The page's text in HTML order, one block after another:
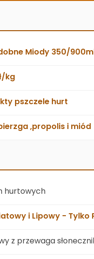
Miody 350/
kg
pszczele hurt
,propolis i miód
hurtowych
i Lipowy - Tylko
z przewaga